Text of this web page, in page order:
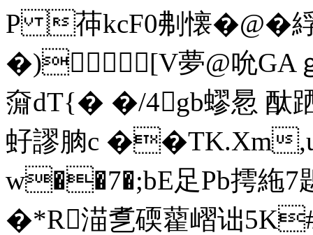
P 茽kcF0刜懐
�)[V夢@吮GA
奫dT{� �/4gb蟉惖 酞
虸謬朒c ��TK.Xm
w��7�;bE足Pb摴絁7
�*R渵乽碝藋嶍诎